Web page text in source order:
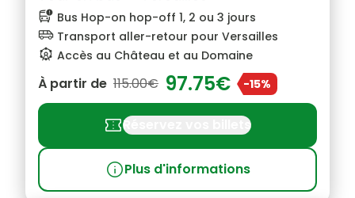
bus_alert Bus Hop-on hop-off 1, 2 ou 3 jours
airport_shuttle Transport aller-retour pour Versailles
attractions Accès au Château et au Domaine
À partir de 115.00€ 97.75€ -15%
confirmation_numberRéservez vos billets
infoPlus d'informations